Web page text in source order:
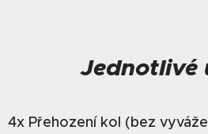
Jednotlivé
4x Přehození kol (bez